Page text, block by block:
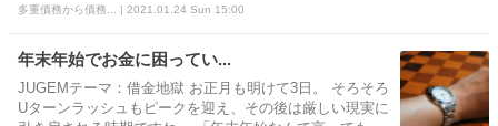
多重債務から債務... | 2021.01.24 Sun 15:00
年末年始でお金に困ってい...
JUGEMテーマ：借金地獄 お正月も明けて3日。 そろそろ
Uターンラッシュもピークを迎え、その後は厳しい現実に